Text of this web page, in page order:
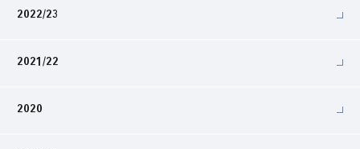
2022/23
2021/22
2020